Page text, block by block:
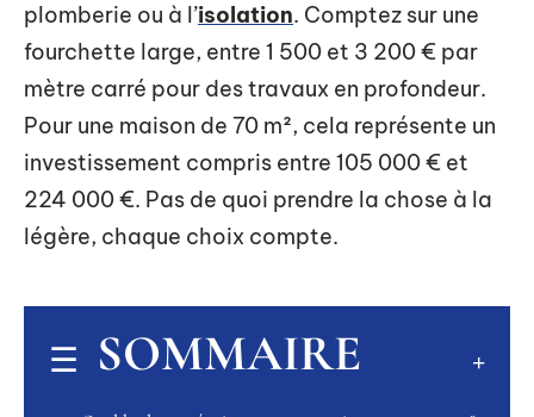
plomberie ou à l’isolation. Comptez sur une
fourchette large, entre 1 500 et 3 200 € par
mètre carré pour des travaux en profondeur.
Pour une maison de 70 m², cela représente un
investissement compris entre 105 000 € et
224 000 €. Pas de quoi prendre la chose à la
légère, chaque choix compte.
SOMMAIRE